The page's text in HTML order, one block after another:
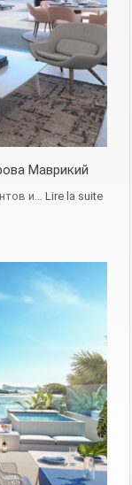
Маврикий
и… Lire la suite